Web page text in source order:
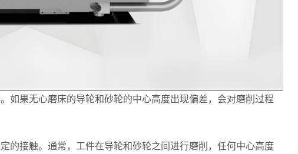
如果无心磨床的导轮和砂轮的中心高度出现偏差，会对磨削过程
的接触。通常，工件在导轮和砂轮之间进行磨削，任何中心高度